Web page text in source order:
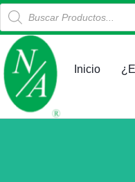
al
contenido
Products
search
Inicio